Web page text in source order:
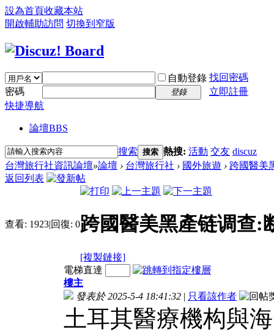
設為首頁收藏本站
開啟輔助訪問 切換到窄版
自動登錄 找回密碼
密碼
登錄
立即註冊
快捷導航
論壇BBS
搜索 搜索 熱搜: 活動 交友 discuz
台灣旅行社資訊論壇»論壇 › 台灣旅行社 › 國外旅遊 › 跨國醫美
返回列表
查看: 1923|回復: 0跨國醫美黑產链调查:
[複製鏈接]
電梯直達
樓主
發表於 2025-5-4 18:41:32 | 只看該作者
土耳其醫療機构與